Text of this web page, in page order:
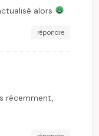
alors
répondre
récemment,